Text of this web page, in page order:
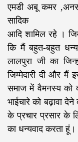
एमडी अबू कमर
सादिक
आदि शामिल रहे ।
कि मैं बहुत-बहुत
लालपुरा जी का
जिम्मेदारी दी और मैं
समाज में वैमनस्य को
भाईचारे को बढ़ावा
के प्रचार प्रसार के
का धन्यवाद करता हूं।